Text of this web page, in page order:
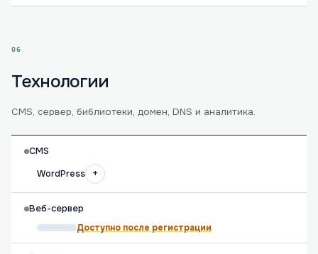
06
Технологии
CMS, сервер, библиотеки, домен, DNS и аналитика.
CMS
WordPress
+
Веб-сервер
Доступно после регистрации